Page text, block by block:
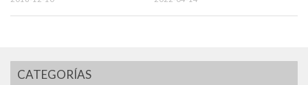
CATEGORÍAS